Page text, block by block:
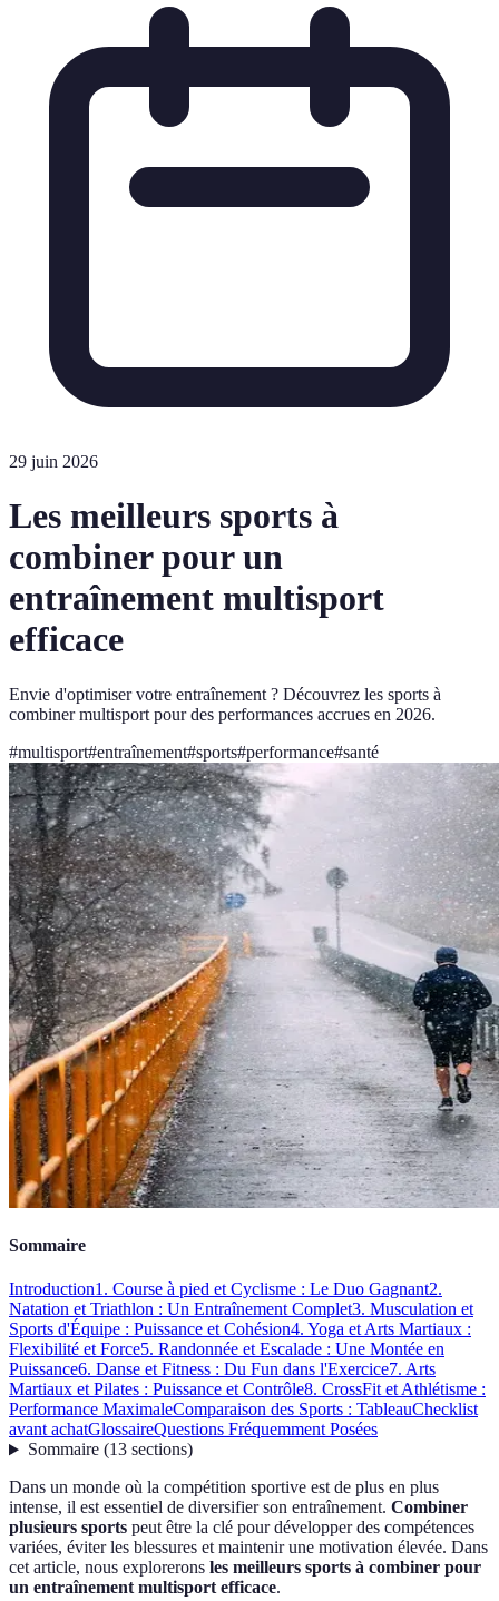
29 juin 2026
Les meilleurs sports à
combiner pour un
entraînement multisport
efficace
Envie d'optimiser votre entraînement ? Découvrez les sports à
combiner multisport pour des performances accrues en 2026.
#multisport#entraînement#sports#performance#santé
Sommaire
Introduction1. Course à pied et Cyclisme : Le Duo Gagnant2.
Natation et Triathlon : Un Entraînement Complet3. Musculation et
Sports d'Équipe : Puissance et Cohésion4. Yoga et Arts Martiaux :
Flexibilité et Force5. Randonnée et Escalade : Une Montée en
Puissance6. Danse et Fitness : Du Fun dans l'Exercice7. Arts
Martiaux et Pilates : Puissance et Contrôle8. CrossFit et Athlétisme :
Performance MaximaleComparaison des Sports : TableauChecklist
avant achatGlossaireQuestions Fréquemment Posées
Sommaire(13 sections)
Dans un monde où la compétition sportive est de plus en plus
intense, il est essentiel de diversifier son entraînement. Combiner
plusieurs sports peut être la clé pour développer des compétences
variées, éviter les blessures et maintenir une motivation élevée. Dans
cet article, nous explorerons les meilleurs sports à combiner pour
un entraînement multisport efficace.